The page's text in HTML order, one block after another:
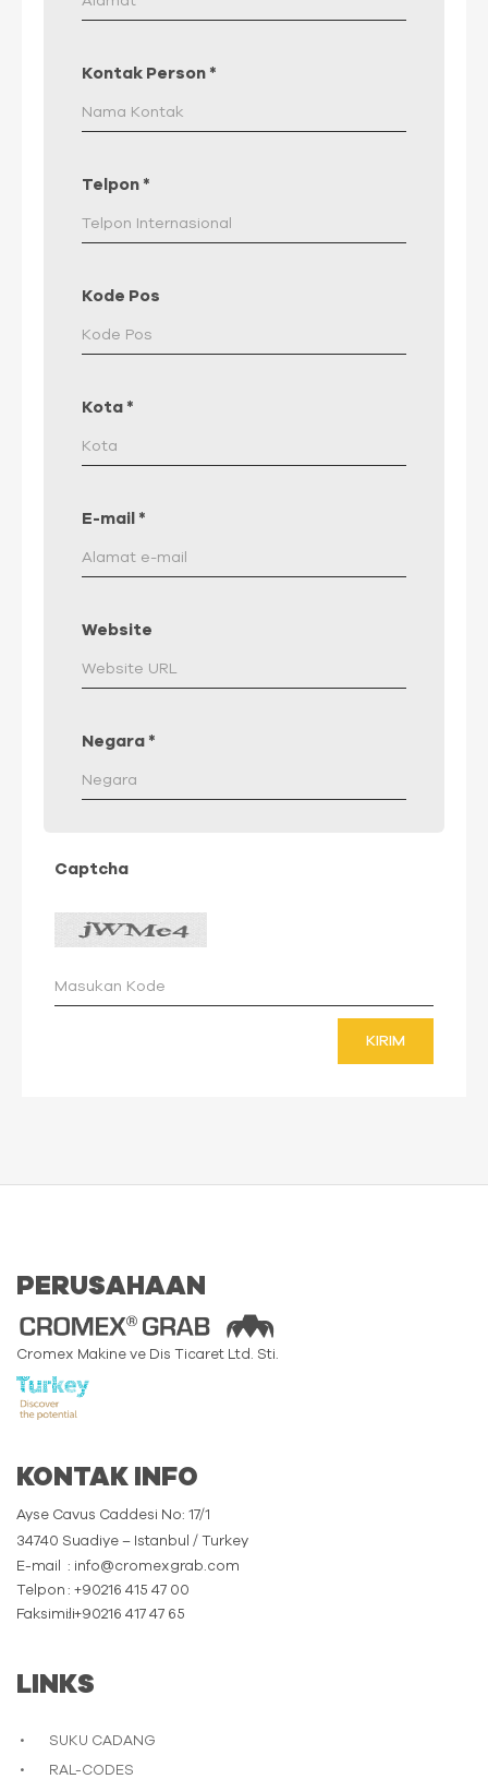
Kontak Person *
Telpon *
Kode Pos
Kota *
E-mail *
Website
Negara *
Captcha
KIRIM
PERUSAHAAN
Cromex Makine ve Dis Ticaret Ltd. Sti.
KONTAK INFO
Ayse Cavus Caddesi No: 17/1
34740 Suadiye – Istanbul / Turkey
E-mail
: info@cromexgrab.com
Telpon : +90216 415 47 00
Faksimili: +90216 417 47 65
LINKS
SUKU CADANG
RAL-CODES